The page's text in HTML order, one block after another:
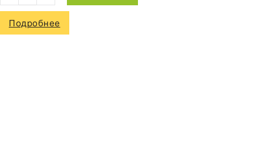
Подробнее